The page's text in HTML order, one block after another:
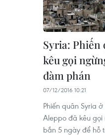
Syria: Phiến
kêu gọi
đàm phán
07/12/2016 10:21
Phiến quân Syria
Aleppo đã kêu
bắn 5 ngày để hỗ